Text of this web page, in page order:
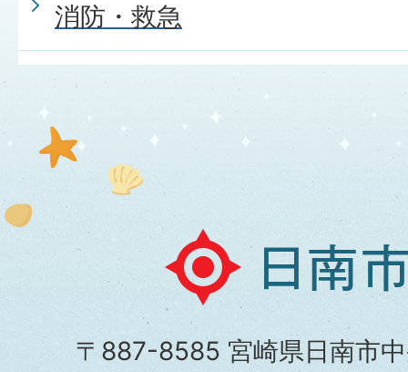
消防・救急
日
南
市
〒887-8585 宮崎県日南市